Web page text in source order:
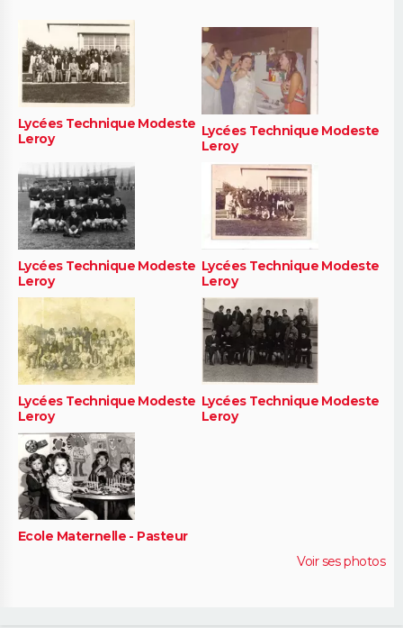
Lycées Technique Modeste
Leroy
Lycées Technique Modeste
Leroy
Lycées Technique Modeste
Leroy
Lycées Technique Modeste
Leroy
Lycées Technique Modeste
Leroy
Lycées Technique Modeste
Leroy
Ecole Maternelle - Pasteur
Voir ses photos